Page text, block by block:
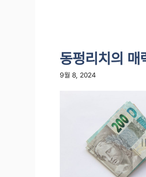
동펑리치의 매
9월 8, 2024